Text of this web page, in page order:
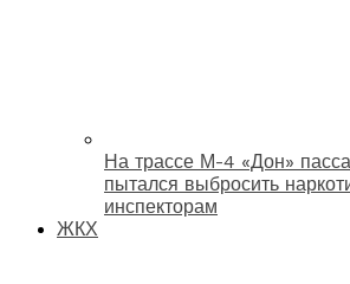
На трассе М-4 «Дон»
пытался выбросить
инспекторам
ЖКХ